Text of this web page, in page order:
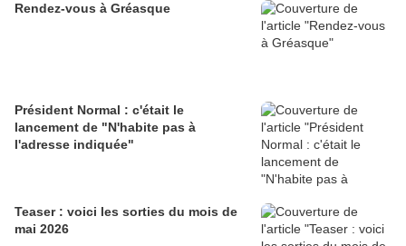
Rendez-vous à Gréasque
Président Normal : c'était le
lancement de "N'habite pas à
l'adresse indiquée"
Teaser : voici les sorties du mois de
mai 2026